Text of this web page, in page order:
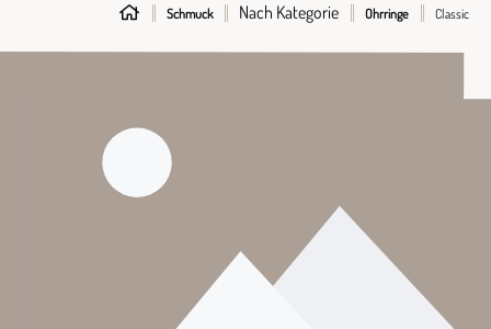
Schmuck Nach Kategorie Ohrringe Classic